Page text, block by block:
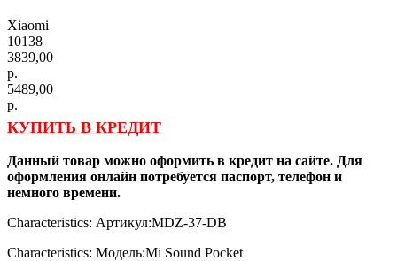
Xiaomi
10138
3839,00
р.
5489,00
р.
КУПИТЬ В КРЕДИТ
Данный товар можно оформить в кредит на сайте. Для
оформления онлайн потребуется паспорт, телефон и
немного времени.
Characteristics: Артикул:MDZ-37-DB
Characteristics: Модель:Mi Sound Pocket